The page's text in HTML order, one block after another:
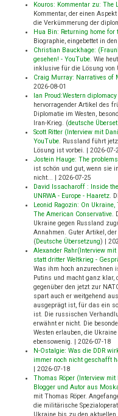
Kouros: Kommentar zu:
Kommentar, der einen
die Verkümmerung der
Hua Bin: Returning home
Biographie, eingebettet in
Christian Bauckhage:
gesehen! - YouTube. Wie
inklusive für die Lösung von
Craig Murray: Narratives of
2026-08-01
Ian Proud:Western
hervorragender Artikel des
Diplomatie im Westen,
Iran-Krieg. (deutsche
Scott Ritter (Interview mit
YouTube. Russland führt
Lösung ist vorbei.
2026-07-
Jostein Hauge: The
ist schön und gut, wenn sie
nicht...
2026-07-25
David Issacharoff : Inside
UNRWA - Europe - Haaretz.
Leonid Ragozin: On
The American Conservative.
Ukraine gegen Russland
Annahmen. Guter Artikel,
(Deutsche Übersetzung)
Alexander Rahr(Interview
statt dritter Weltkrieg -
Was ihm hoch anzurechnen
Putins und macht ganz
gegenüber den jetzt zur
spart auch er weitgehend
ausgeprägt ist, für das ein
ist. Die russischen
erwähnt er nicht. Die
Westen erlauben, die
ebensowenig.
2026-07-18
N-Ostalgie: Was die DDR
immer noch nicht geschafft
2026-07-18
Thomas Röper (Interview mit
Blogger und Autor aus
mit Thomas Röper.
die militärische